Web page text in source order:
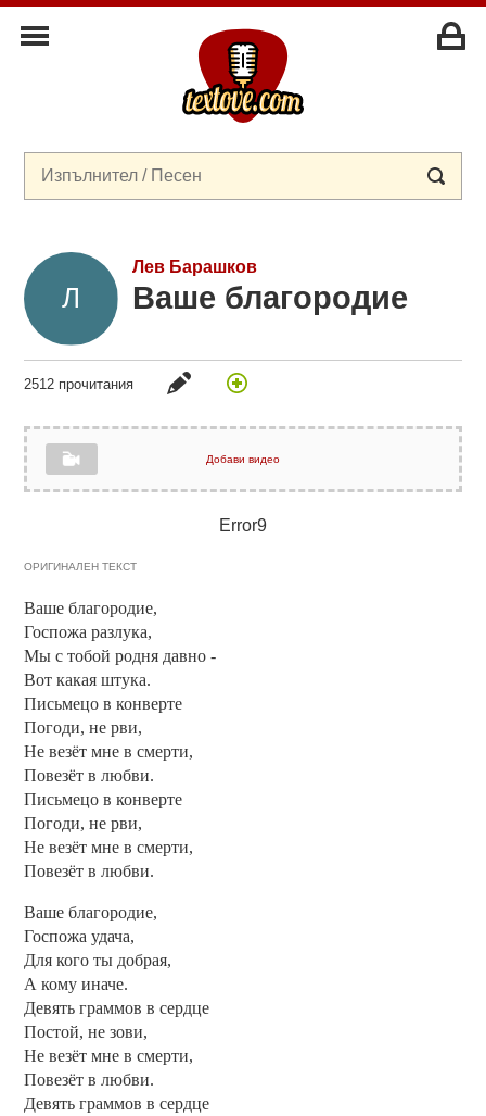
Лев Барашков
Ваше благородие
2512 прочитания
Добави видео
Error9
ОРИГИНАЛЕН ТЕКСТ
Ваше благородие,
Госпожа разлука,
Мы с тобой родня давно -
Вот какая штука.
Письмецо в конверте
Погоди, не рви,
Не везёт мне в смерти,
Повезёт в любви.
Письмецо в конверте
Погоди, не рви,
Не везёт мне в смерти,
Повезёт в любви.
Ваше благородие,
Госпожа удача,
Для кого ты добрая,
А кому иначе.
Девять граммов в сердце
Постой, не зови,
Не везёт мне в смерти,
Повезёт в любви.
Девять граммов в сердце